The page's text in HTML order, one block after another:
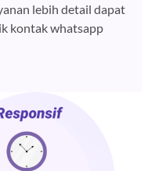
lebih detail dapat
kontak whatsapp